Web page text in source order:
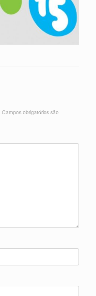
Campos obrigatórios são